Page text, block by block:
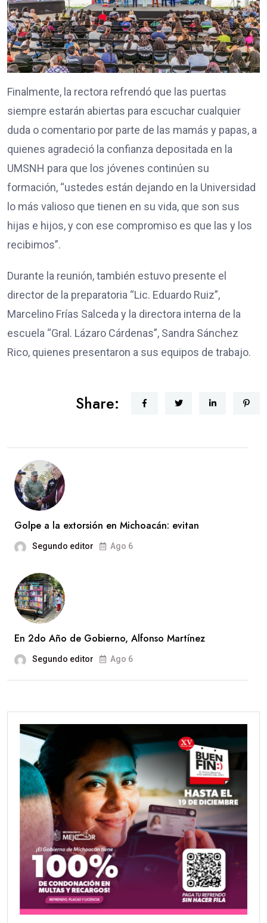
Finalmente, la rectora refrendó que las puertas
siempre estarán abiertas para escuchar cualquier
duda o comentario por parte de las mamás y papas, a
quienes agradeció la confianza depositada en la
UMSNH para que los jóvenes continúen su
formación, “ustedes están dejando en la Universidad
lo más valioso que tienen en su vida, que son sus
hijas e hijos, y con ese compromiso es que las y los
recibimos”.
Durante la reunión, también estuvo presente el
director de la preparatoria “Lic. Eduardo Ruiz”,
Marcelino Frías Salceda y la directora interna de la
escuela “Gral. Lázaro Cárdenas”, Sandra Sánchez
Rico, quienes presentaron a sus equipos de trabajo.
Share:
Golpe a la extorsión en Michoacán: evitan
Segundo editor Ago 6
En 2do Año de Gobierno, Alfonso Martínez
Segundo editor Ago 6